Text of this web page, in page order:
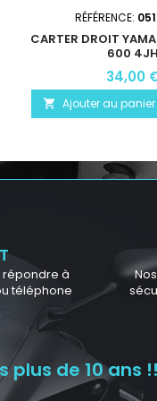
RÉFÉRENCE:
CARTER DROIT
600 4JH
34,00
 Ajouter au panier
répondre à
téléphone
de 10 ans !!